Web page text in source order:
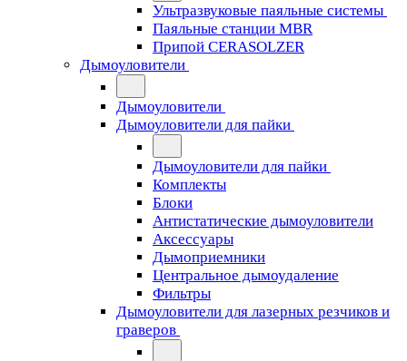
Ультразвуковые паяльные системы
Паяльные станции MBR
Припой CERASOLZER
Дымоуловители
Дымоуловители
Дымоуловители для пайки
Дымоуловители для пайки
Комплекты
Блоки
Антистатические дымоуловители
Аксессуары
Дымоприемники
Центральное дымоудаление
Фильтры
Дымоуловители для лазерных резчиков и
граверов